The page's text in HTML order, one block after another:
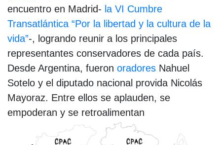
encuentro en Madrid- la VI Cumbre
Transatlántica “Por la libertad y la cultura de la
vida”-, logrando reunir a los principales
representantes conservadores de cada país.
Desde Argentina, fueron oradores Nahuel
Sotelo y el diputado nacional provida Nicolás
Mayoraz. Entre ellos se aplauden, se
empoderan y se retroalimentan